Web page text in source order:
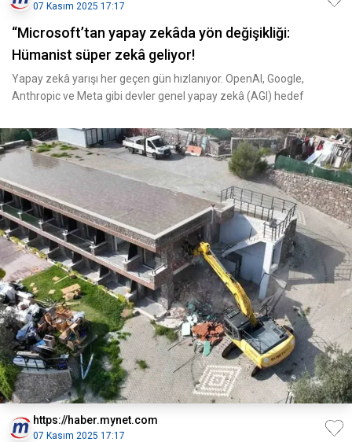
07 Kasım 2025 17:17
“Microsoft’tan yapay zekâda yön değişikliği:
Hümanist süper zekâ geliyor!
Yapay zekâ yarışı her geçen gün hızlanıyor. OpenAI, Google,
Anthropic ve Meta gibi devler genel yapay zekâ (AGI) hedef
https://haber.mynet.com
07 Kasım 2025 17:17